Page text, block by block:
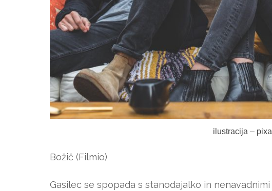
ilustracija –
Božič (Filmio)
Gasilec se spopada s stanodajalko in